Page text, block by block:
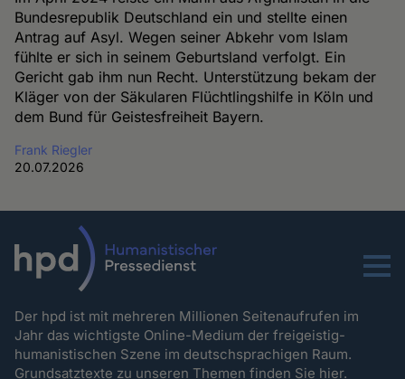
Bundesrepublik Deutschland ein und stellte einen
Antrag auf Asyl. Wegen seiner Abkehr vom Islam
fühlte er sich in seinem Geburtsland verfolgt. Ein
Gericht gab ihm nun Recht. Unterstützung bekam der
Kläger von der Säkularen Flüchtlingshilfe in Köln und
dem Bund für Geistesfreiheit Bayern.
Frank Riegler
20.07.2026
Menu
Der hpd ist mit mehreren Millionen Seitenaufrufen im
Jahr das wichtigste Online-Medium der freigeistig-
humanistischen Szene im deutschsprachigen Raum.
Grundsatztexte zu unseren Themenfinden Sie hier.